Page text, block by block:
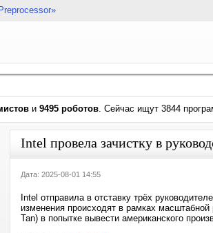
и 9495 роботов. Сейчас ищут 3844
Intel провела зачистку в
Дата: 2025-08-01 14:55
Intel отправила в отставку трёх
изменения происходят в рамках
Tan) в попытке вывести американского